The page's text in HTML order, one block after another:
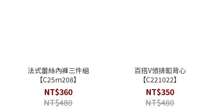
法式蕾絲內褲三件組
【C25m208】
NT$360
NT$480
百搭V領排釦背心
【C221022】
NT$350
NT$480